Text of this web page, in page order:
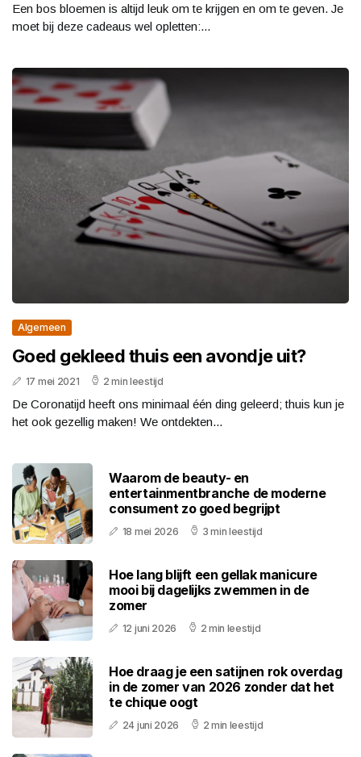
Een bos bloemen is altijd leuk om te krijgen en om te geven. Je
moet bij deze cadeaus wel opletten:...
Algemeen
Goed gekleed thuis een avondje uit?
17 mei 2021 2 min leestijd
De Coronatijd heeft ons minimaal één ding geleerd; thuis kun je
het ook gezellig maken! We ontdekten...
Waarom de beauty- en
entertainmentbranche de moderne
consument zo goed begrijpt
18 mei 2026 3 min leestijd
Hoe lang blijft een gellak manicure
mooi bij dagelijks zwemmen in de
zomer
12 juni 2026 2 min leestijd
Hoe draag je een satijnen rok overdag
in de zomer van 2026 zonder dat het
te chique oogt
24 juni 2026 2 min leestijd